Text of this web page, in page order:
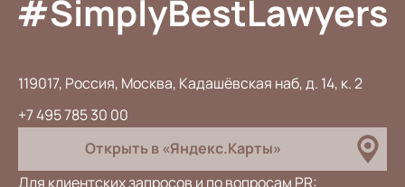
119017, Россия, Москва, Кадашёвская наб, д. 14, к. 2
+7 495 785 30 00
Открыть в «Яндекс.Карты»
Для клиентских запросов и по вопросам PR: